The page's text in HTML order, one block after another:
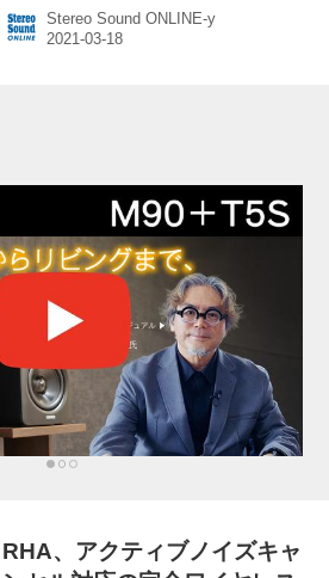
一段と向上するという。 ●新ファームウェア ・
新ファームウェア番号：R1652 ・対象機種：
置し、同じ曲を複数台同期させて再生すること
ができる機能。家の...
Stereo Sound ONLINE-y
RHA、アクティブノイズキャ